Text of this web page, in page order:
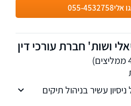
אלי055-4532758
ושות' חברת עורכי דין
עשיר בניהול תיקים